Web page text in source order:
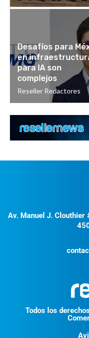
Desafíos para
en
para IA son
complejos
Reseller Redactores
Av. Manuel J. Clouthier
Todos los